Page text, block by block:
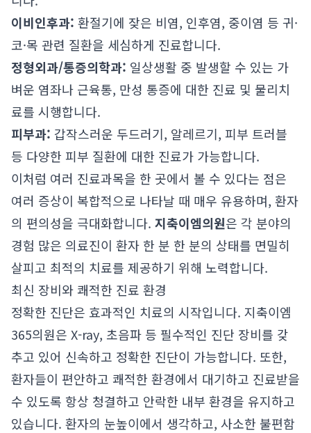
이비인후과: 환절기에 잦은 비염, 인후염, 중이염 등 귀·
코·목 관련 질환을 세심하게 진료합니다.
정형외과/통증의학과: 일상생활 중 발생할 수 있는 가
벼운 염좌나 근육통, 만성 통증에 대한 진료 및 물리치
료를 시행합니다.
피부과: 갑작스러운 두드러기, 알레르기, 피부 트러블
등 다양한 피부 질환에 대한 진료가 가능합니다.
이처럼 여러 진료과목을 한 곳에서 볼 수 있다는 점은
여러 증상이 복합적으로 나타날 때 매우 유용하며, 환자
의 편의성을 극대화합니다. 지축이엠의원은 각 분야의
경험 많은 의료진이 환자 한 분 한 분의 상태를 면밀히
살피고 최적의 치료를 제공하기 위해 노력합니다.
최신 장비와 쾌적한 진료 환경
정확한 진단은 효과적인 치료의 시작입니다. 지축이엠
365의원은 X-ray, 초음파 등 필수적인 진단 장비를 갖
추고 있어 신속하고 정확한 진단이 가능합니다. 또한,
환자들이 편안하고 쾌적한 환경에서 대기하고 진료받을
수 있도록 항상 청결하고 안락한 내부 환경을 유지하고
있습니다. 환자의 눈높이에서 생각하고, 사소한 불편함